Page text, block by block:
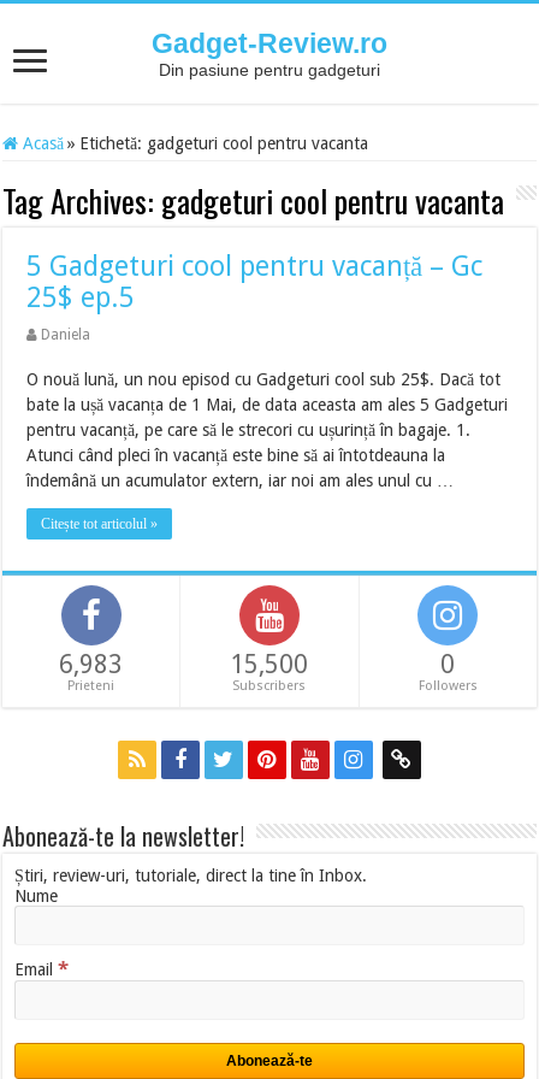
Gadget-Review.ro
Din pasiune pentru gadgeturi
Acasă » Etichetă: gadgeturi cool pentru vacanta
Tag Archives: gadgeturi cool pentru vacanta
5 Gadgeturi cool pentru vacanță – Gc
25$ ep.5
Daniela
O nouă lună, un nou episod cu Gadgeturi cool sub 25$. Dacă tot
bate la ușă vacanța de 1 Mai, de data aceasta am ales 5 Gadgeturi
pentru vacanță, pe care să le strecori cu ușurință în bagaje. 1.
Atunci când pleci în vacanță este bine să ai întotdeauna la
îndemână un acumulator extern, iar noi am ales unul cu …
Citește tot articolul »
6,983
Prieteni
15,500
Subscribers
0
Followers
Abonează-te la newsletter!
Știri, review-uri, tutoriale, direct la tine în Inbox.
Nume
Email*